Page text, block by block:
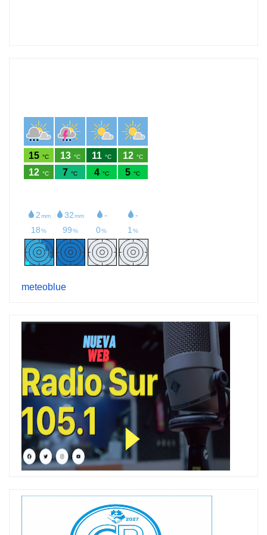
meteoblue